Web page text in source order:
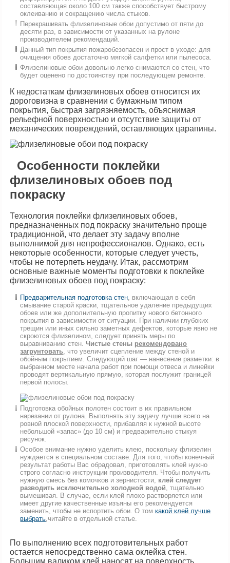
составляющая около 100 см также способствует быстрому
оклеиванию и сокращению числа стыков.
Перекрашивать флизелиновые обои допустимо от пяти до
десяти раз, в зависимости от указанных на рулоне
производителем рекомендаций.
Данный тип покрытия пожаробезопасен и прост в уходе: для
очищения обоев достаточно мягкой салфетки или пылесоса.
Флизелиновые обои довольно легко снимаются со стен, что
будет оценено по достоинству при последующем ремонте.
К недостаткам флизелиновых обоев относится их
дороговизна в сравнении с бумажным типом
покрытия, быстрая загрязняемость, объяснимая
рельефной поверхностью и отсутствие защиты от
механических повреждений, оставляющих царапины.
Особенности поклейки
флизелиновых обоев под
покраску
Технология поклейки флизелиновых обоев,
предназначенных под покраску значительно проще
традиционной, что делает эту задачу вполне
выполнимой для непрофессионалов. Однако, есть
некоторые особенности, которые следует учесть,
чтобы не потерпеть неудачу. Итак, рассмотрим
основные важные моменты подготовки к поклейке
флизелиновых обоев под покраску:
Предварительная подготовка стен, включающая в себя
смывание старой краски, тщательное удаление предыдущих
обоев или же дополнительную пропитку нового бетонного
покрытия в зависимости от ситуации. При наличии глубоких
трещин или иных сильно заметных дефектов, которые явно не
скроются флизелином, следует принять меры по
выравниванию стен.Чистые стены рекомендовано
загрунтовать, что увеличит сцепление между стеной и
обойным покрытием. Следующий шаг — нанесение разметки: в
выбранном месте начала работ при помощи отвеса и линейки
проводят вертикальную прямую, которая послужит границей
первой полосы.
Подготовка обойных полотен состоит в их правильном
нарезании от рулона. Выполнять эту задачу лучше всего на
ровной плоской поверхности, прибавляя к нужной высоте
небольшой «запас» (до 10 см) и предварительно стыкуя
рисунок.
Особое внимание нужно уделить клею, поскольку флизелин
нуждается в специальном составе. Для того, чтобы конечный
результат работы Вас обрадовал, приготовлять клей нужно
строго согласно инструкции производителя. Чтобы получить
нужную смесь без комочков и зернистости, клей следует
разводить исключительно холодной водой, тщательно
вымешивая. В случае, если клей плохо растворяется или
имеет другие качественные изъяны его рекомендуется
заменить, чтобы не испортить обои. О томкакой клей лучше
выбрать,читайте в отдельной статье.
По выполнению всех подготовительных работ
остается непосредственно сама оклейка стен.
Большим валиком клей наносят на поверхность